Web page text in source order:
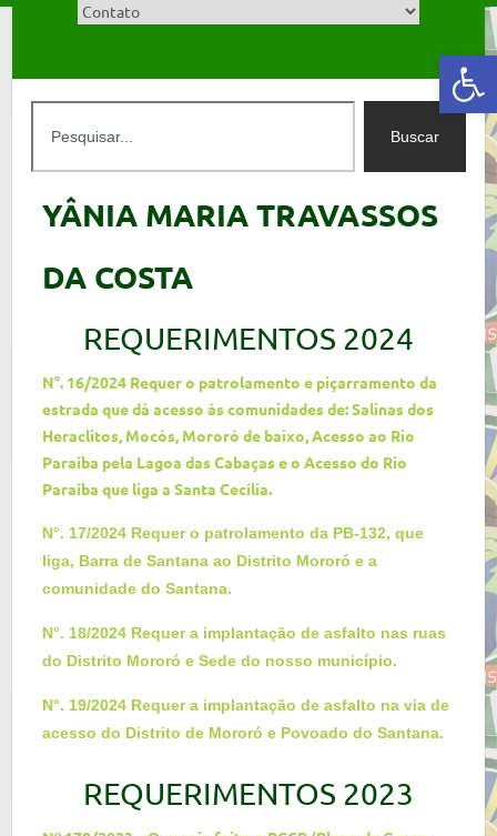
Abrir a barra de ferramentas
Buscar
YÂNIA MARIA TRAVASSOS
DA COSTA
REQUERIMENTOS 2024
N°. 16/2024 Requer o patrolamento e piçarramento da
estrada que dá acesso às comunidades de: Salinas dos
Heraclitos, Mocós, Mororó de baixo, Acesso ao Rio
Paraíba pela Lagoa das Cabaças e o Acesso do Rio
Paraíba que liga a Santa Cecília.
N°. 17/2024 Requer o patrolamento da PB-132, que
liga, Barra de Santana ao Distrito Mororó e a
comunidade do Santana.
N°. 18/2024 Requer a implantação de asfalto nas ruas
do Distrito Mororó e Sede do nosso município.
N°. 19/2024 Requer a implantação de asfalto na via de
acesso do Distrito de Mororó e Povoado do Santana.
REQUERIMENTOS 2023